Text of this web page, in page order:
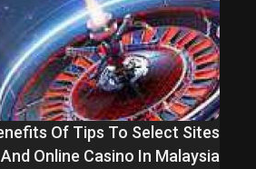
Of Tips To Select Sites
And Online Casino In Malaysia